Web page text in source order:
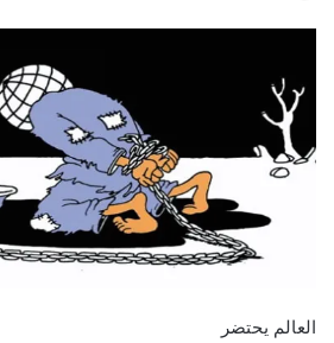
العالم يحتضر